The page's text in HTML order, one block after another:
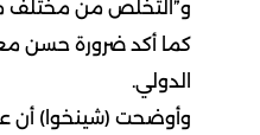
و”التخلص من مختلف
كما أكد ضرورة حسن
الدولي.
وأوضحت (شينخوا) أن